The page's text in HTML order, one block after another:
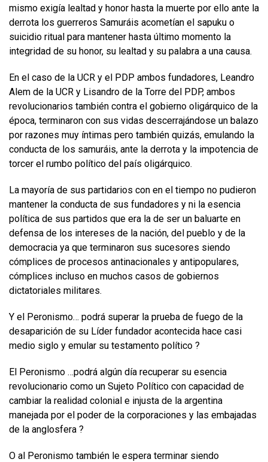
mismo exigía lealtad y honor hasta la muerte por ello ante la
derrota los guerreros Samuráis acometían el sapuku o
suicidio ritual para mantener hasta último momento la
integridad de su honor, su lealtad y su palabra a una causa.
En el caso de la UCR y el PDP ambos fundadores, Leandro
Alem de la UCR y Lisandro de la Torre del PDP, ambos
revolucionarios también contra el gobierno oligárquico de la
época, terminaron con sus vidas descerrajándose un balazo
por razones muy íntimas pero también quizás, emulando la
conducta de los samuráis, ante la derrota y la impotencia de
torcer el rumbo político del país oligárquico.
La mayoría de sus partidarios con en el tiempo no pudieron
mantener la conducta de sus fundadores y ni la esencia
política de sus partidos que era la de ser un baluarte en
defensa de los intereses de la nación, del pueblo y de la
democracia ya que terminaron sus sucesores siendo
cómplices de procesos antinacionales y antipopulares,
cómplices incluso en muchos casos de gobiernos
dictatoriales militares.
Y el Peronismo… podrá superar la prueba de fuego de la
desaparición de su Líder fundador acontecida hace casi
medio siglo y emular su testamento político ?
El Peronismo …podrá algún día recuperar su esencia
revolucionario como un Sujeto Político con capacidad de
cambiar la realidad colonial e injusta de la argentina
manejada por el poder de la corporaciones y las embajadas
de la anglosfera ?
O al Peronismo también le espera terminar siendo